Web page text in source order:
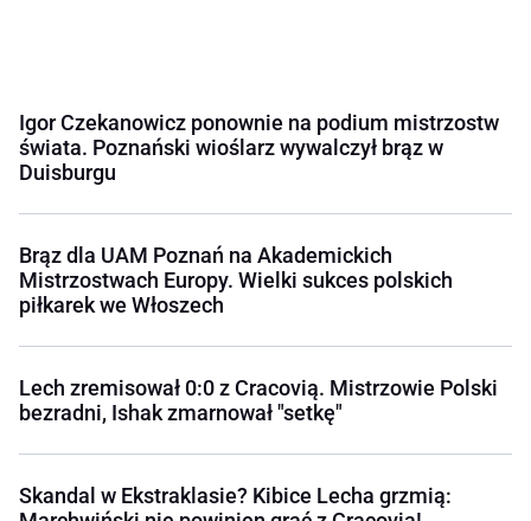
Igor Czekanowicz ponownie na podium mistrzostw
świata. Poznański wioślarz wywalczył brąz w
Duisburgu
Brąz dla UAM Poznań na Akademickich
Mistrzostwach Europy. Wielki sukces polskich
piłkarek we Włoszech
Lech zremisował 0:0 z Cracovią. Mistrzowie Polski
bezradni, Ishak zmarnował "setkę"
Skandal w Ekstraklasie? Kibice Lecha grzmią: